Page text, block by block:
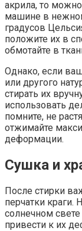
акрила, то
машине в
градусов
положите их в
обмотайте в
Однако, если
или другого
стирать их
использовать
помните, не
отжимайте
деформации.
Сушка и
После стирки
перчатки краги.
солнечном
привести к их